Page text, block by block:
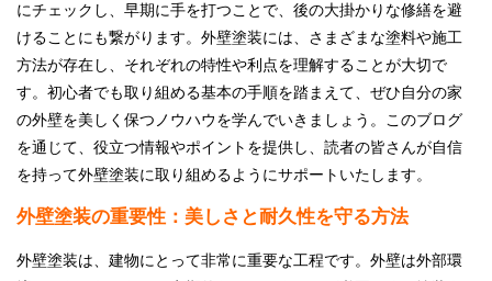
採用情報
プライバシーポリシー
お問い合わせ
施工事例
にチェックし、早期に手を打つことで、後の大掛かりな修繕を避
けることにも繋がります。外壁塗装には、さまざまな塗料や施工
方法が存在し、それぞれの特性や利点を理解することが大切で
す。初心者でも取り組める基本の手順を踏まえて、ぜひ自分の家
の外壁を美しく保つノウハウを学んでいきましょう。このブログ
を通じて、役立つ情報やポイントを提供し、読者の皆さんが自信
を持って外壁塗装に取り組めるようにサポートいたします。
外壁塗装の重要性：美しさと耐久性を守る方法
外壁塗装は、建物にとって非常に重要な工程です。外壁は外部環